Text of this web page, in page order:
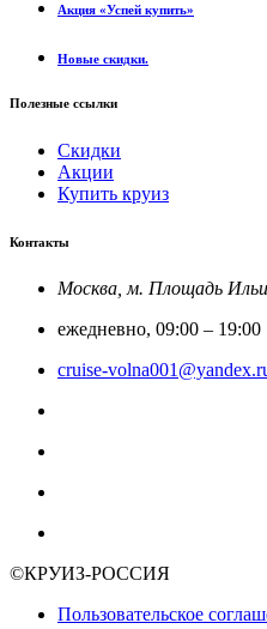
Акция «Успей купить»
Новые скидки.
Полезные ссылки
Скидки
Акции
Купить круиз
Контакты
Москва, м. Площадь
ежедневно, 09:00 – 19:00
cruise-
©КРУИЗ-РОССИЯ
Пользовательское